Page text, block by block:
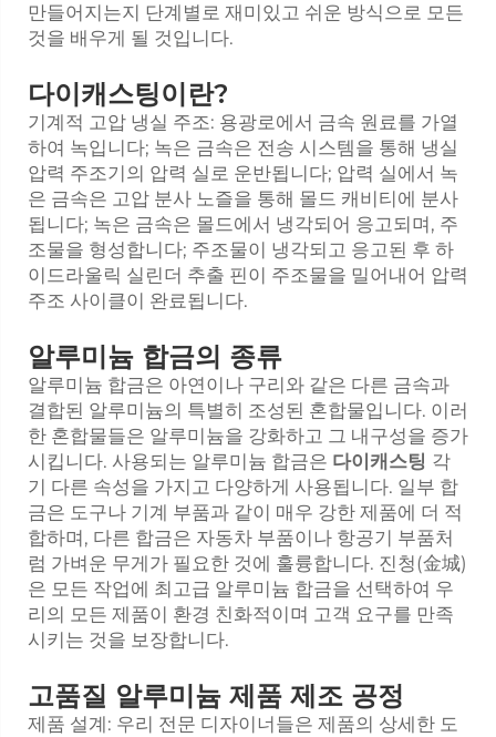
만들어지는지 단계별로 재미있고 쉬운 방식으로 모든
것을 배우게 될 것입니다.
다이캐스팅이란?
기계적 고압 냉실 주조: 용광로에서 금속 원료를 가열
하여 녹입니다; 녹은 금속은 전송 시스템을 통해 냉실
압력 주조기의 압력 실로 운반됩니다; 압력 실에서 녹
은 금속은 고압 분사 노즐을 통해 몰드 캐비티에 분사
됩니다; 녹은 금속은 몰드에서 냉각되어 응고되며, 주
조물을 형성합니다; 주조물이 냉각되고 응고된 후 하
이드라울릭 실린더 추출 핀이 주조물을 밀어내어 압력
주조 사이클이 완료됩니다.
알루미늄 합금의 종류
알루미늄 합금은 아연이나 구리와 같은 다른 금속과
결합된 알루미늄의 특별히 조성된 혼합물입니다. 이러
한 혼합물들은 알루미늄을 강화하고 그 내구성을 증가
시킵니다. 사용되는 알루미늄 합금은 다이캐스팅 각
기 다른 속성을 가지고 다양하게 사용됩니다. 일부 합
금은 도구나 기계 부품과 같이 매우 강한 제품에 더 적
합하며, 다른 합금은 자동차 부품이나 항공기 부품처
럼 가벼운 무게가 필요한 것에 훌륭합니다. 진청(金城)
은 모든 작업에 최고급 알루미늄 합금을 선택하여 우
리의 모든 제품이 환경 친화적이며 고객 요구를 만족
시키는 것을 보장합니다.
고품질 알루미늄 제품 제조 공정
제품 설계: 우리 전문 디자이너들은 제품의 상세한 도